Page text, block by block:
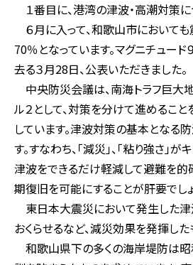
１番目に、港湾の津波・高潮対策に
６月に入って、和歌山市において
70％となっています。マグニチュー
去る３月28日、公表いただきました。
中央防災会議は、南海トラフ巨大
ル２として、対策を分けて進めるこ
しています。津波対策の基本となる
す。すなわち、「減災」、「粘り強さ
津波をできるだけ軽減して避難を的
期復旧を可能にすることが肝要でしょ
東日本大震災において発生した津
おくらせるなど、減災効果を発揮した
和歌山県下の多くの海岸堤防は昭